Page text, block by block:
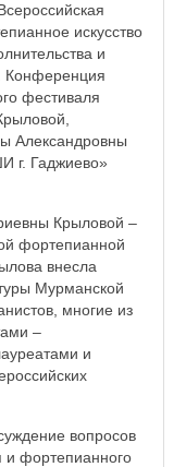
искусство
и
Конференция
фестиваля
Александровны
г. Гаджиево»
Крыловой –
фортепианной
внесла
Мурманской
многие из
–
и
вопросов
и фортепианного